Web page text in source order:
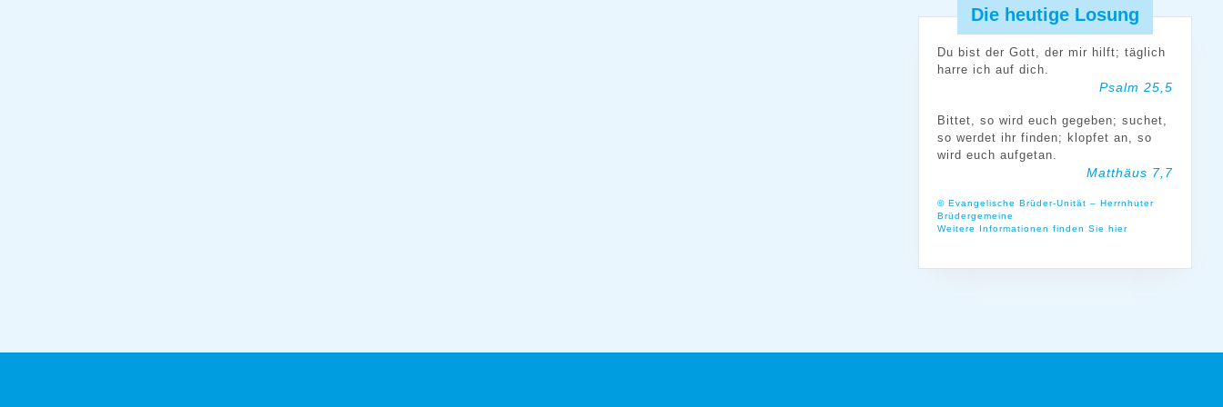
Die heutige Losung
Du bist der Gott, der mir hilft; täglich
harre ich auf dich.
Psalm 25,5
Bittet, so wird euch gegeben; suchet,
so werdet ihr finden; klopfet an, so
wird euch aufgetan.
Matthäus 7,7
© Evangelische Brüder-Unität – Herrnhuter
Brüdergemeine
Weitere Informationen finden Sie hier